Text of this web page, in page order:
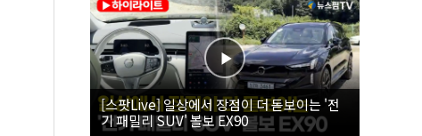
[스팟Live] 일상에서 장점이 더 돋보이는 '전
기 패밀리 SUV' 볼보 EX90